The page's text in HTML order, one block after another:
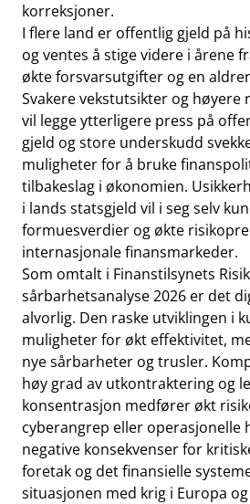
korreksjoner.
I flere land er offentlig gjeld på
og ventes å stige videre i årene
økte forsvarsutgifter og en
Svakere vekstutsikter og høyere
vil legge ytterligere press på
gjeld og store underskudd
muligheter for å bruke
tilbakeslag i økonomien.
i lands statsgjeld vil i seg selv
formuesverdier og økte
internasjonale finansmarkeder.
Som omtalt i Finanstilsynets
sårbarhetsanalyse 2026 er det
alvorlig. Den raske utviklingen i
muligheter for økt effektivitet,
nye sårbarheter og trusler.
høy grad av utkontraktering og
konsentrasjon medfører økt
cyberangrep eller operasjonelle
negative konsekvenser for
foretak og det finansielle
situasjonen med krig i Europa